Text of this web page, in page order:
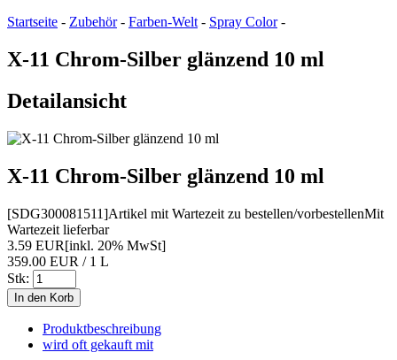
Startseite - Zubehör- Farben-Welt - Spray Color-
X-11 Chrom-Silber glänzend 10 ml
Detailansicht
X-11 Chrom-Silber glänzend 10 ml
[SDG300081511]Artikel mit Wartezeit zu bestellen/vorbestellenMit
Wartezeit lieferbar
3.59 EUR[inkl. 20% MwSt]
359.00 EUR / 1 L
Stk:
Produktbeschreibung
wird oft gekauft mit